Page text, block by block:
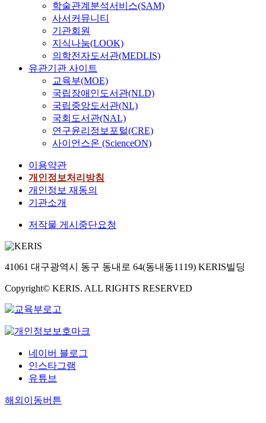
학술관계분석서비스(SAM)
사서커뮤니티
기관회원
지식나눔(LOOK)
의학전자도서관(MEDLIS)
유관기관 사이트
교육부(MOE)
국립장애인도서관(NLD)
국립중앙도서관(NL)
국회도서관(NAL)
연구윤리정보포털(CRE)
사이언스온 (ScienceON)
이용약관
개인정보처리방침
개인정보 재동의
기관소개
저작물 게시중단요청
41061 대구광역시 동구 동내로 64(동내동1119) KERIS빌딩
Copyright© KERIS. ALL RIGHTS RESERVED
네이버 블로그
인스타그램
유튜브
해외이동버튼